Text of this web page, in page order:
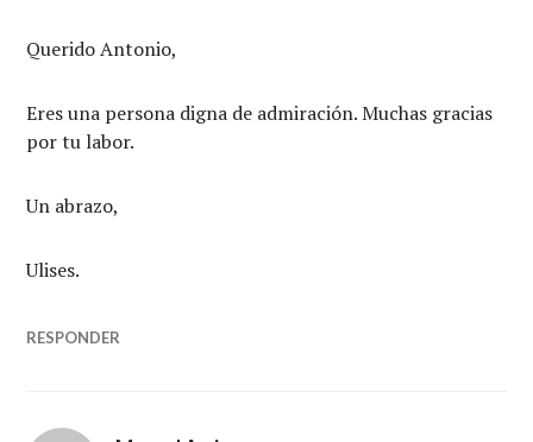
Querido Antonio,
Eres una persona digna de admiración. Muchas gracias
por tu labor.
Un abrazo,
Ulises.
RESPONDER